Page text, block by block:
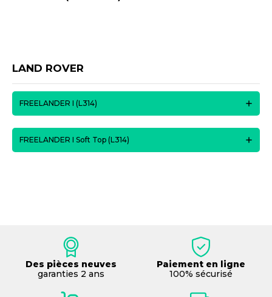
LAND ROVER
FREELANDER I (L314)
FREELANDER I Soft Top (L314)
Des pièces neuves
garanties 2 ans
Paiement en ligne
100% sécurisé